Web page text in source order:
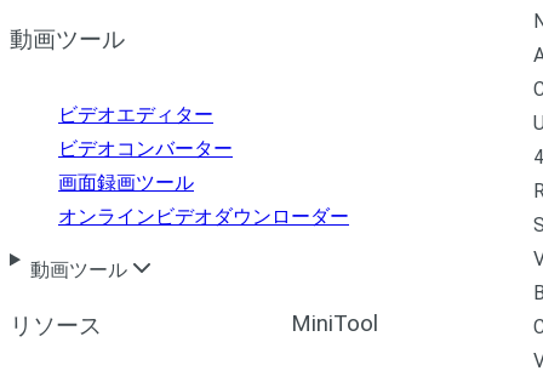
動画ツール
ビデオエディター
ビデオコンバーター
画面録画ツール
オンラインビデオダウンローダー
動画ツール
リソース MiniTool